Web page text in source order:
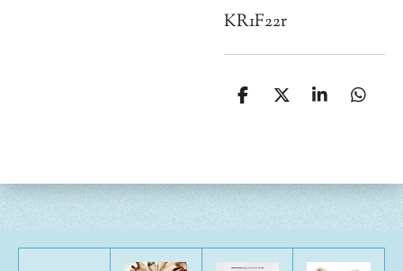
KR1F22r
T
n
T
n
T
n
T
n